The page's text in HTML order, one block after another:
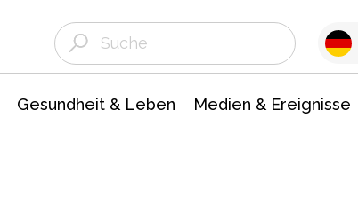
Gesundheit & Leben Medien & Ereignisse